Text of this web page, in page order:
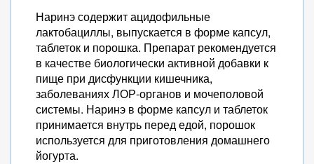
Наринэ содержит ацидофильные
лактобациллы, выпускается в форме капсул,
таблеток и порошка. Препарат рекомендуется
в качестве биологически активной добавки к
пище при дисфункции кишечника,
заболеваниях ЛОР-органов и мочеполовой
системы. Наринэ в форме капсул и таблеток
принимается внутрь перед едой, порошок
используется для приготовления домашнего
йогурта.